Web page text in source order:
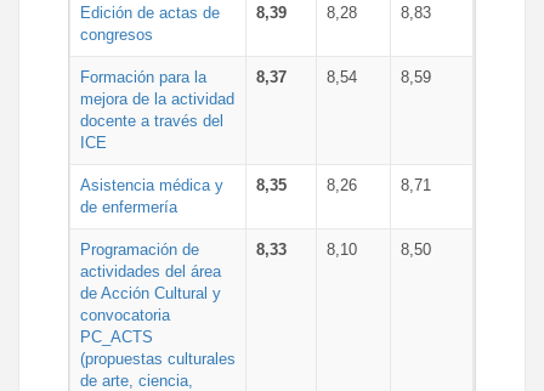
Edición de actas de
congresos
8,39 8,28 8,83
Formación para la
mejora de la actividad
docente a través del
ICE
8,37 8,54 8,59
Asistencia médica y
de enfermería
8,35 8,26 8,71
Programación de
actividades del área
de Acción Cultural y
convocatoria
PC_ACTS
(propuestas culturales
de arte, ciencia,
8,33 8,10 8,50